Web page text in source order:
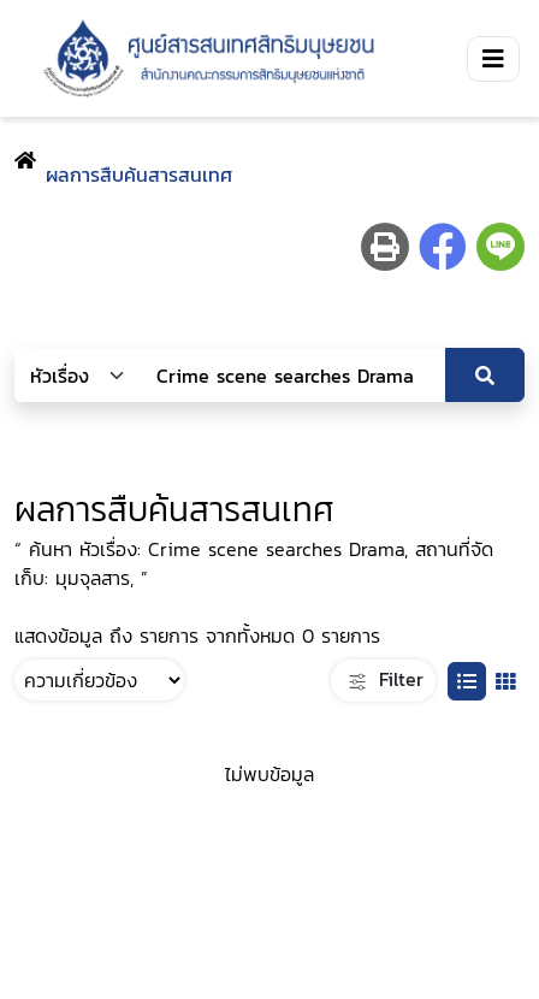
ผลการสืบค้นสารสนเทศ
ผลการสืบค้นสารสนเทศ
“ ค้นหา หัวเรื่อง: Crime scene searches Drama, สถานที่จัด
เก็บ: มุมจุลสาร, ”
แสดงข้อมูล ถึง รายการ จากทั้งหมด 0 รายการ
Filter
ไม่พบข้อมูล